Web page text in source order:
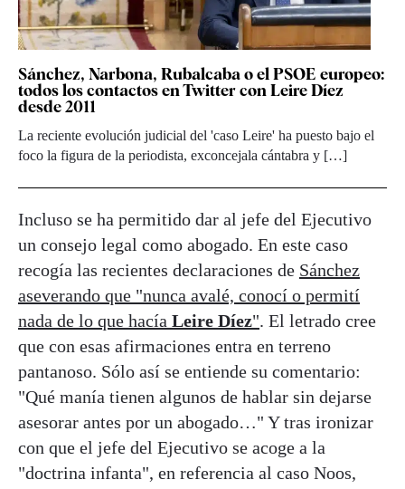
Sánchez, Narbona, Rubalcaba o el PSOE europeo:
todos los contactos en Twitter con Leire Díez
desde 2011
La reciente evolución judicial del 'caso Leire' ha puesto bajo el
foco la figura de la periodista, exconcejala cántabra y […]
Incluso se ha permitido dar al jefe del Ejecutivo
un consejo legal como abogado. En este caso
recogía las recientes declaraciones de Sánchez
aseverando que "nunca avalé, conocí o permití
nada de lo que hacía Leire Díez". El letrado cree
que con esas afirmaciones entra en terreno
pantanoso. Sólo así se entiende su comentario:
"Qué manía tienen algunos de hablar sin dejarse
asesorar antes por un abogado…" Y tras ironizar
con que el jefe del Ejecutivo se acoge a la
"doctrina infanta", en referencia al caso Noos,